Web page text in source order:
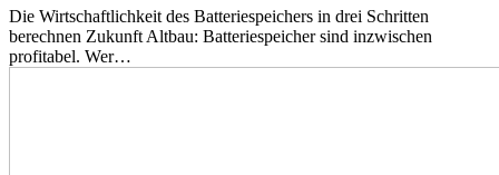
Die Wirtschaftlichkeit des Batteriespeichers in drei Schritten
berechnen Zukunft Altbau: Batteriespeicher sind inzwischen
profitabel. Wer…